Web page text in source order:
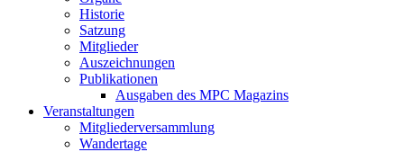
Historie
Satzung
Mitglieder
Auszeichnungen
Publikationen
Ausgaben des MPC Magazins
Veranstaltungen
Mitgliederversammlung
Wandertage